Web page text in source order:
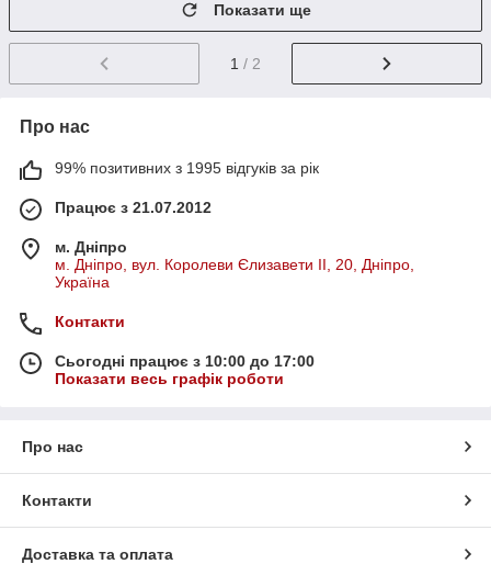
Показати ще
1 / 2
Про нас
99% позитивних з 1995 відгуків за рік
Працює з 21.07.2012
м. Дніпро
м. Дніпро, вул. Королеви Єлизавети ІІ, 20, Дніпро,
Україна
Контакти
Сьогодні працює з 10:00 до 17:00
Показати весь графік роботи
Про нас
Контакти
Доставка та оплата